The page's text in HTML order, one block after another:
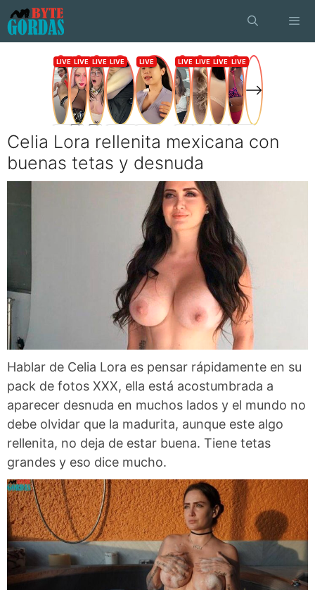
Saltar
al
contenido
Celia Lora rellenita mexicana con
buenas tetas y desnuda
Hablar de Celia Lora es pensar rápidamente en su
pack de fotos XXX, ella está acostumbrada a
aparecer desnuda en muchos lados y el mundo no
debe olvidar que la madurita, aunque este algo
rellenita, no deja de estar buena. Tiene tetas
grandes y eso dice mucho.